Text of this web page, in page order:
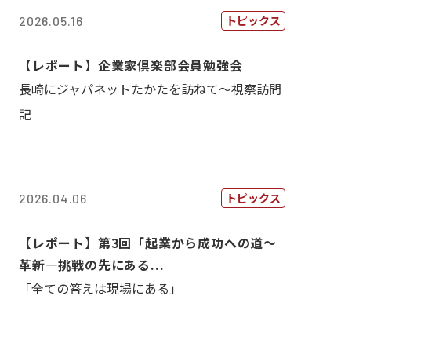
2026.05.16 トピックス
【レポート】企業家倶楽部会員勉強会
長崎にジャパネットたかたを訪ねて～視察訪問
記
2026.04.06 トピックス
【レポート】第3回「起業から成功への道～
革新―挑戦の先にある...
「全ての答えは現場にある」